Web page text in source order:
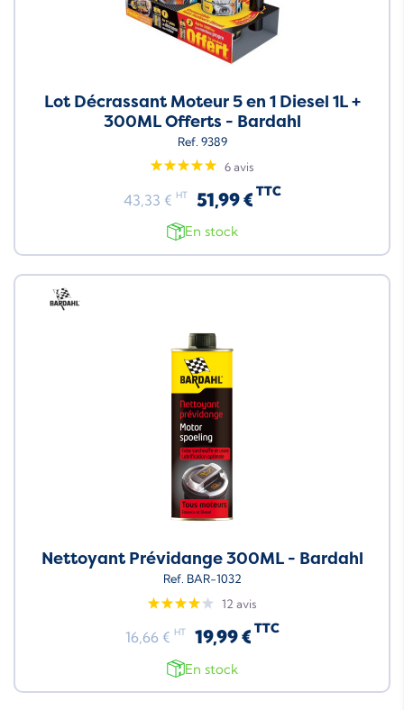
Lot Décrassant Moteur 5 en 1 Diesel 1L +
300ML Offerts - Bardahl
Ref. 9389
6 avis
43,33 € HT 51,99 € TTC
En stock
Neuf
Nettoyant Prévidange 300ML - Bardahl
Ref. BAR-1032
12 avis
16,66 € HT 19,99 € TTC
En stock